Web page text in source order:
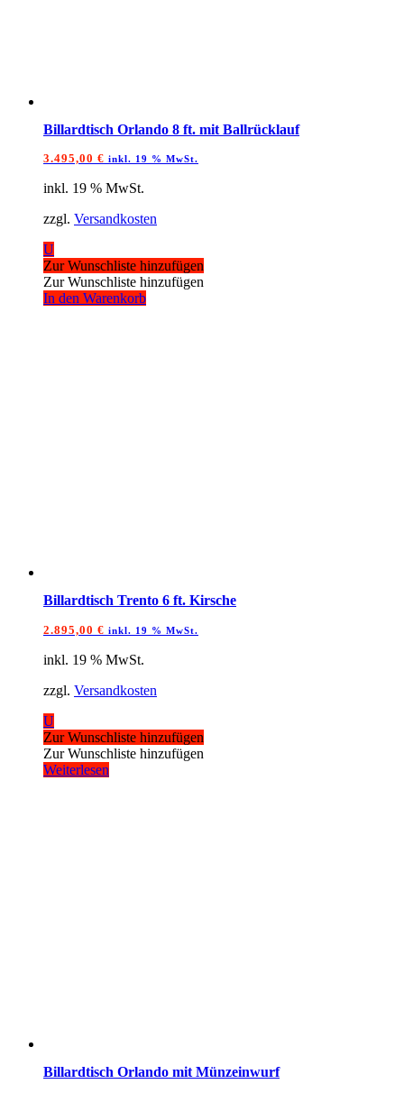
Billardtisch Orlando 8 ft. mit Ballrücklauf
3.495,00 € inkl. 19 % MwSt.
inkl. 19 % MwSt.
zzgl. Versandkosten
U
Zur Wunschliste hinzufügen
Zur Wunschliste hinzufügen
In den Warenkorb
Billardtisch Trento 6 ft. Kirsche
2.895,00 € inkl. 19 % MwSt.
inkl. 19 % MwSt.
zzgl. Versandkosten
U
Zur Wunschliste hinzufügen
Zur Wunschliste hinzufügen
Weiterlesen
Billardtisch Orlando mit Münzeinwurf